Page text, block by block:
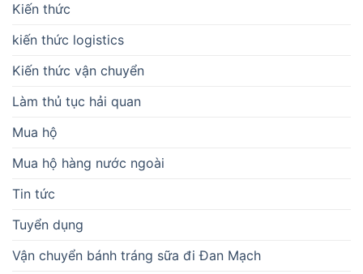
Kiến thức
kiến thức logistics
Kiến thức vận chuyển
Làm thủ tục hải quan
Mua hộ
Mua hộ hàng nước ngoài
Tin tức
Tuyển dụng
Vận chuyển bánh tráng sữa đi Đan Mạch